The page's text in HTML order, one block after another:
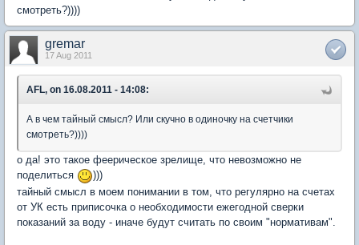
смотреть?))))
gremar
17 Aug 2011
AFL, on 16.08.2011 - 14:08:
А в чем тайный смысл? Или скучно в одиночку на счетчики
смотреть?))))
о да! это такое феерическое зрелище, что невозможно не
поделиться
)))
тайный смысл в моем понимании в том, что регулярно на счетах
от УК есть приписочка о необходимости ежегодной сверки
показаний за воду - иначе будут считать по своим "нормативам".